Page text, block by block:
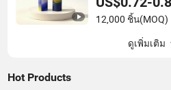
12,000 ชิ้น(MOQ)
ดูเพิ่มเติม
Hot Products